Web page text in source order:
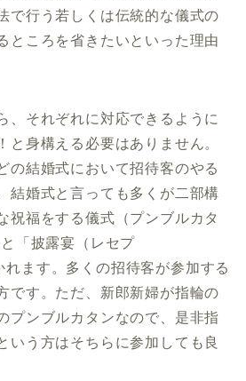
で行う若しくは伝統的な儀式の
ところを省きたいといった理由
、それぞれに対応できるように
と身構える必要はありません。
の結婚式において招待客のやる
結婚式と言っても多くが二部構
祝福をする儀式（プンブルカタ
「披露宴（レセプ
ます。多くの招待客が参加する
です。ただ、新郎新婦が指輪の
プンブルカタンなので、是非指
いう方はそちらに参加しても良